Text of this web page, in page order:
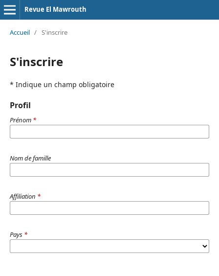
Revue El Mawrouth
Accueil / S'inscrire
S'inscrire
* Indique un champ obligatoire
Profil
Prénom *
Nom de famille
Affiliation *
Pays *